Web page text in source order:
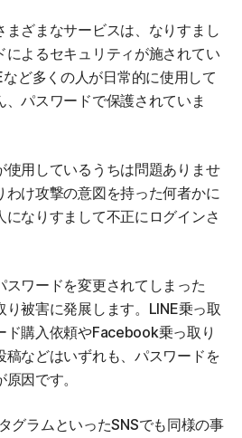
ざまなサービスは、なりすまし
によるセキュリティが施されてい
ど多くの人が日常的に使用して
パスワードで保護されていま
使用しているうちは問題ありませ
わけ攻撃の意図を持った何者かに
なりすまして不正にログインさ
スワードを変更されてしまった
り被害に発展します。LINE乗っ取
ド購入依頼やFacebook乗っ取り
稿などはいずれも、パスワードを
因です。
グラムといったSNSでも同様の事